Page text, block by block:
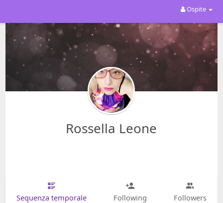
Ospite
Rossella Leone
Sequenza temporale Following Followers